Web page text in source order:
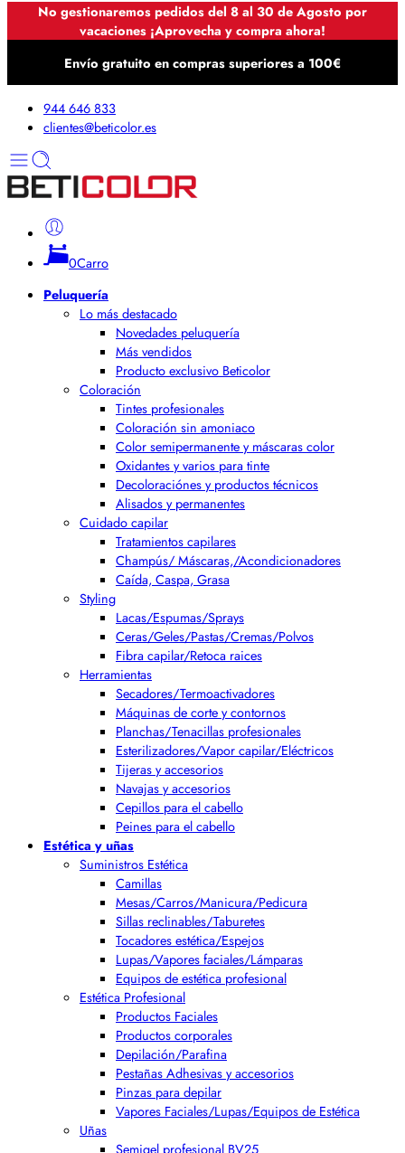
No gestionaremos pedidos del 8 al 30 de Agosto por
vacaciones ¡Aprovecha y compra ahora!
Envío gratuito en compras superiores a 100€
944 646 833
clientes@beticolor.es
0Carro
Peluquería
Lo más destacado
Novedades peluquería
Más vendidos
Producto exclusivo Beticolor
Coloración
Tintes profesionales
Coloración sin amoniaco
Color semipermanente y máscaras color
Oxidantes y varios para tinte
Decoloraciónes y productos técnicos
Alisados y permanentes
Cuidado capilar
Tratamientos capilares
Champús/ Máscaras,/Acondicionadores
Caída, Caspa, Grasa
Styling
Lacas/Espumas/Sprays
Ceras/Geles/Pastas/Cremas/Polvos
Fibra capilar/Retoca raices
Herramientas
Secadores/Termoactivadores
Máquinas de corte y contornos
Planchas/Tenacillas profesionales
Esterilizadores/Vapor capilar/Eléctricos
Tijeras y accesorios
Navajas y accesorios
Cepillos para el cabello
Peines para el cabello
Estética y uñas
Suministros Estética
Camillas
Mesas/Carros/Manicura/Pedicura
Sillas reclinables/Taburetes
Tocadores estética/Espejos
Lupas/Vapores faciales/Lámparas
Equipos de estética profesional
Estética Profesional
Productos Faciales
Productos corporales
Depilación/Parafina
Pestañas Adhesivas y accesorios
Pinzas para depilar
Vapores Faciales/Lupas/Equipos de Estética
Uñas
Semigel profesional BV25